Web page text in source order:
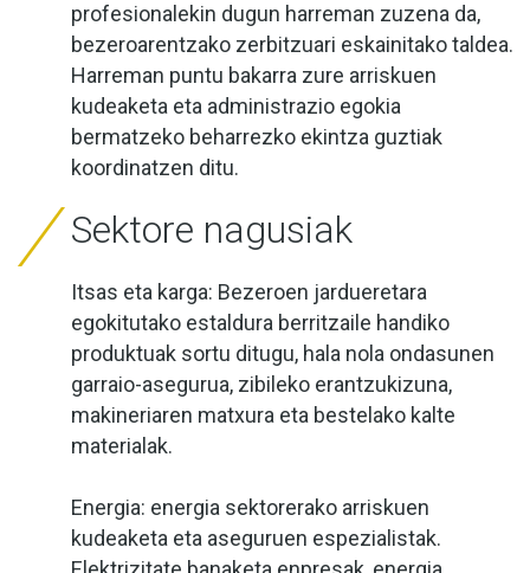
profesionalekin dugun harreman zuzena da,
bezeroarentzako zerbitzuari eskainitako taldea.
Harreman puntu bakarra zure arriskuen
kudeaketa eta administrazio egokia
bermatzeko beharrezko ekintza guztiak
koordinatzen ditu.
Sektore nagusiak
Itsas eta karga: Bezeroen jardueretara
egokitutako estaldura berritzaile handiko
produktuak sortu ditugu, hala nola ondasunen
garraio-asegurua, zibileko erantzukizuna,
makineriaren matxura eta bestelako kalte
materialak.
Energia: energia sektorerako arriskuen
kudeaketa eta aseguruen espezialistak.